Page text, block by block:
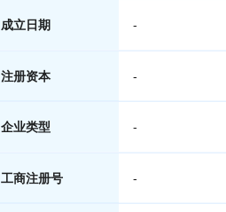
成立日期 -
注册资本 -
企业类型 -
工商注册号 -